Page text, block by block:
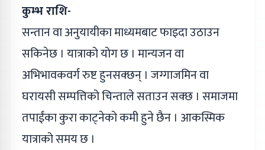
कुम्भ राशि-
सन्तान वा अनुयायीका माध्यमबाट फाइदा उठाउन
सकिनेछ । यात्राको योग छ । मान्यजन वा
अभिभावकवर्ग रुष्ट हुनसक्छन् । जग्गाजमिन वा
घरायसी सम्पत्तिको चिन्ताले सताउन सक्छ । समाजमा
तपाईंका कुरा काट्नेको कमी हुने छैन । आकस्मिक
यात्राको समय छ ।